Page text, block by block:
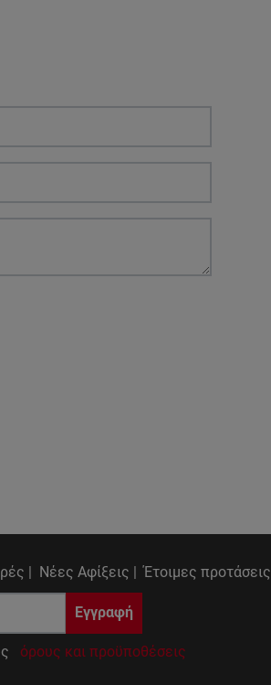
| Νέες Αφίξεις | Έτοιμες προτάσεις
Εγγραφή
όρους και προϋποθέσεις